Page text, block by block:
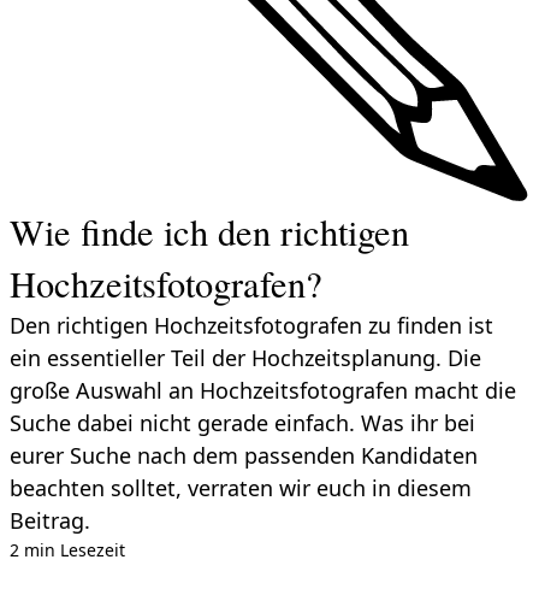
Wie finde ich den richtigen
Hochzeitsfotografen?
Den richtigen Hochzeitsfotografen zu finden ist
ein essentieller Teil der Hochzeitsplanung. Die
große Auswahl an Hochzeitsfotografen macht die
Suche dabei nicht gerade einfach. Was ihr bei
eurer Suche nach dem passenden Kandidaten
beachten solltet, verraten wir euch in diesem
Beitrag.
2 min Lesezeit